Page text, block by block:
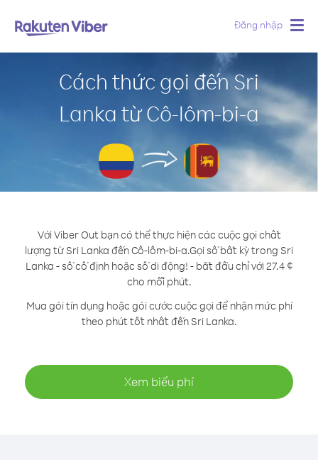
Đăng nhập
Cách thức gọi đến Sri
Lanka từ Cô-lôm-bi-a
Với Viber Out bạn có thể thực hiện các cuộc gọi chất
lượng từ Sri Lanka đến Cô-lôm-bi-a.Gọi số bất kỳ trong Sri
Lanka - số cố định hoặc số di động! - bắt đầu chỉ với 27.4 ¢
cho mỗi phút.
Mua gói tín dụng hoặc gói cước cuộc gọi để nhận mức phí
theo phút tốt nhất đến Sri Lanka.
Xem biểu phí